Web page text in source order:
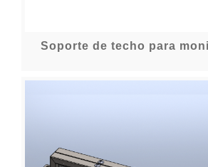
Soporte de techo para